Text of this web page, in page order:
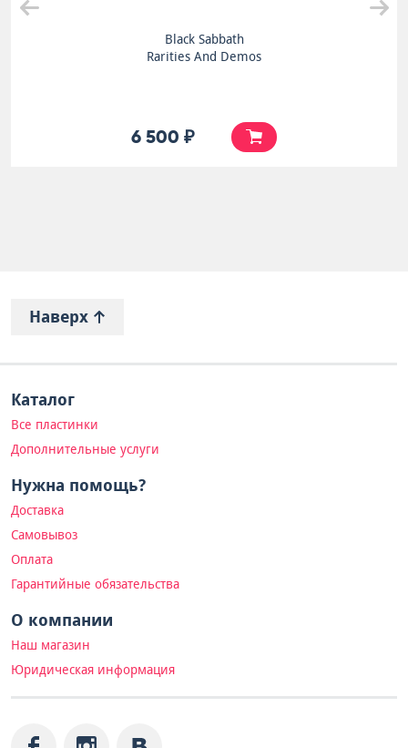
Black Sabbath
Rarities And Demos
6 500 ₽
Наверх
Каталог
Все пластинки
Дополнительные услуги
Нужна помощь?
Доставка
Самовывоз
Оплата
Гарантийные обязательства
О компании
Наш магазин
Юридическая информация